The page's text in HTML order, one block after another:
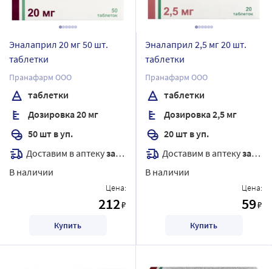
Эналаприл 20 мг 50 шт.
таблетки
Пранафарм ООО
таблетки
Дозировка 20 мг
50 шт в уп.
Доставим в аптекузавтра
В наличии
Цена:
212₽
Купить
Эналаприл 2,5 мг 20 шт.
таблетки
Пранафарм ООО
таблетки
Дозировка 2,5 мг
20 шт в уп.
Доставим в аптекузавтра
В наличии
Цена:
59₽
Купить